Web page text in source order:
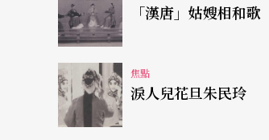
歌。和舒伯特的「歌德」相比，
《冷酷的少女》Die Sproede、
ngruess、《又逢春天》
謂的歌曲觀念，他把主要的音
篇》中不斷出現的美麗旋律，在
「漢唐」姑嫂相和歌
焦點
淚人兒花旦朱民玲